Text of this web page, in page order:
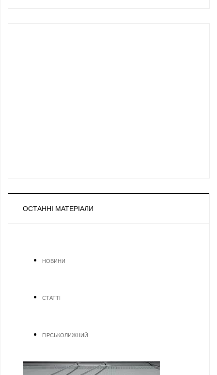
ОСТАННІ МАТЕРІАЛИ
НОВИНИ
СТАТТІ
ГІРСЬКОЛИЖНИЙ